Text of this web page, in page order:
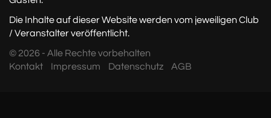
Die Inhalte auf dieser Website werden vom jeweiligen Club
/ Veranstalter veröffentlicht.
© 2026 - Alle Rechte vorbehalten
Kontakt
Impressum Datenschutz AGB